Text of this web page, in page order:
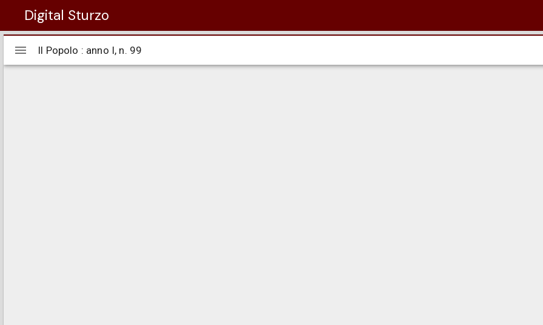
Digital Sturzo
Visualizzatore
Mirador
Il Popolo : anno I, n. 99
Il Popolo : anno I, n. 99